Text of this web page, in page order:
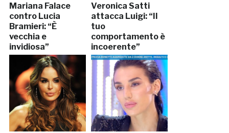
Mariana Falace
contro Lucia
Bramieri: “È
vecchia e
invidiosa”
Veronica Satti
attacca Luigi: “Il
tuo
comportamento è
incoerente”